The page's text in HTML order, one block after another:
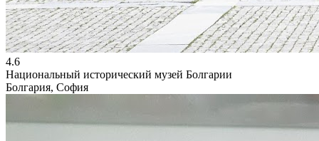
4.6
Национальный исторический музей Болгарии
Болгария, София